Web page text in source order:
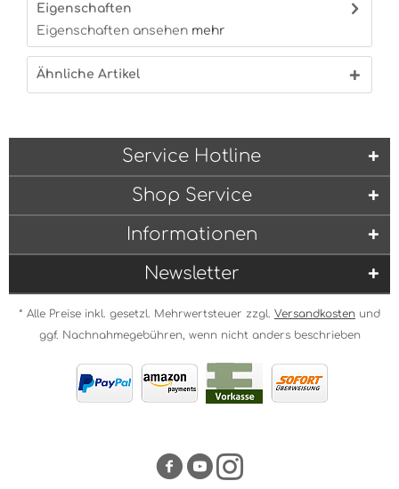
Eigenschaften
Eigenschaften ansehen mehr
Ähnliche Artikel
Service Hotline
Shop Service
Informationen
Newsletter
* Alle Preise inkl. gesetzl. Mehrwertsteuer zzgl. Versandkosten und
ggf. Nachnahmegebühren, wenn nicht anders beschrieben